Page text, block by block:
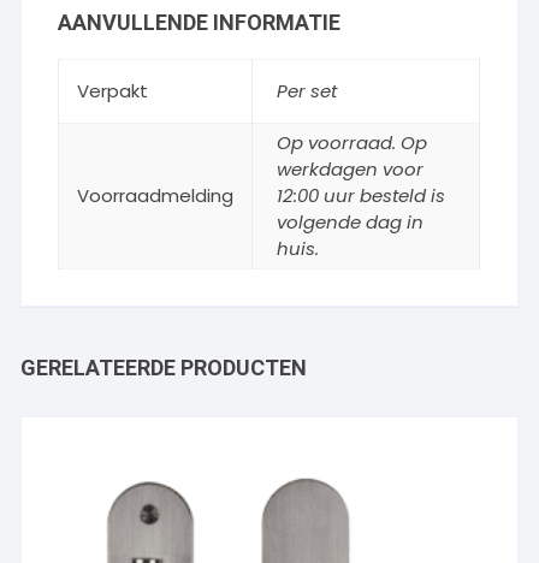
AANVULLENDE INFORMATIE
Verpakt Per set
Voorraadmelding
Op voorraad. Op
werkdagen voor
12:00 uur besteld is
volgende dag in
huis.
GERELATEERDE PRODUCTEN